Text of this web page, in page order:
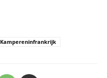
Kampereninfrankrijk